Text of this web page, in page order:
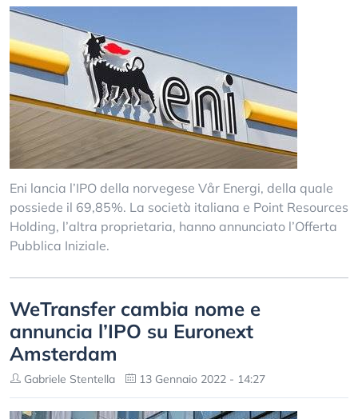
Eni lancia l’IPO della norvegese Vår Energi, della quale
possiede il 69,85%. La società italiana e Point Resources
Holding, l’altra proprietaria, hanno annunciato l’Offerta
Pubblica Iniziale.
WeTransfer cambia nome e
annuncia l’IPO su Euronext
Amsterdam
Gabriele Stentella 13 Gennaio 2022 - 14:27